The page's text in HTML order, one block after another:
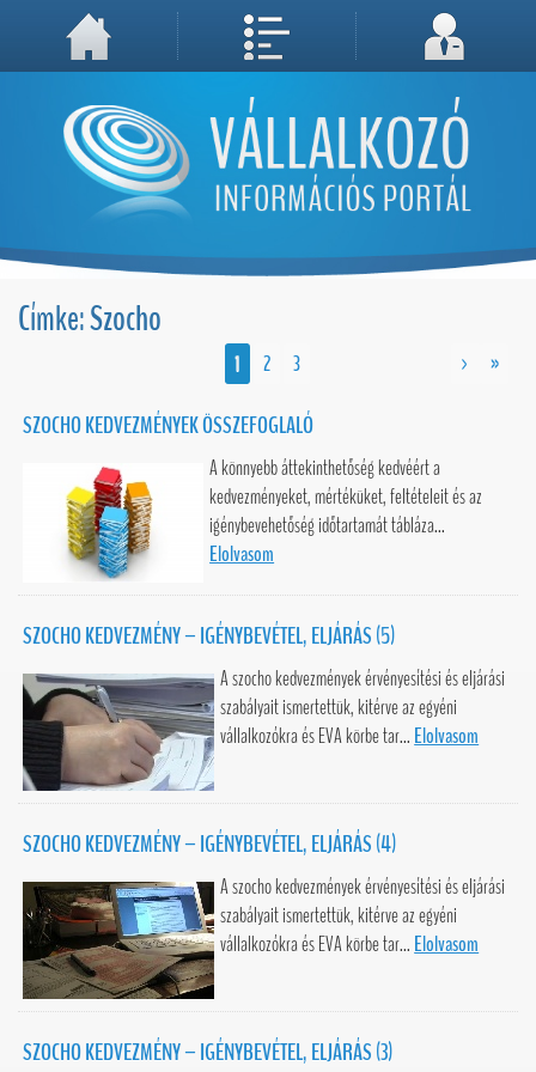
A weboldal használatával Ön elfogadja, hogy Cookie-kat (sütiket) tároljunk számítógépén. A sütik a weboldal megfelelő működéséhez
Megértettem, folytatás...
Címke: Szocho
1 2 3 > »
SZOCHO KEDVEZMÉNYEK ÖSSZEFOGLALÓ
A könnyebb áttekinthetőség kedvéért a
kedvezményeket, mértéküket, feltételeit és az
igénybevehetőség időtartamát tábláza...
Elolvasom
SZOCHO KEDVEZMÉNY – IGÉNYBEVÉTEL, ELJÁRÁS (5)
A szocho kedvezmények érvényesítési és eljárási
szabályait ismertettük, kitérve az egyéni
vállalkozókra és EVA körbe tar... Elolvasom
SZOCHO KEDVEZMÉNY – IGÉNYBEVÉTEL, ELJÁRÁS (4)
A szocho kedvezmények érvényesítési és eljárási
szabályait ismertettük, kitérve az egyéni
vállalkozókra és EVA körbe tar... Elolvasom
SZOCHO KEDVEZMÉNY – IGÉNYBEVÉTEL, ELJÁRÁS (3)